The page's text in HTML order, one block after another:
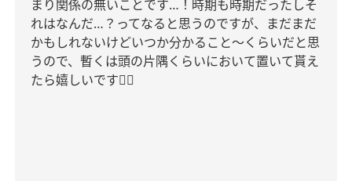
まり関係の無いことです… ！時期も時期だったしそ
れはなんだ… ？ってなると思うのですが、まだまだ
かもしれないけどいつか分かること〜くらいだと思
うので、暫くは頭の片隅くらいにおいて置いて貰え
たら嬉しいです🙇‍♂️